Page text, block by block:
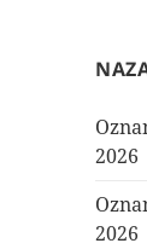
2026
2026